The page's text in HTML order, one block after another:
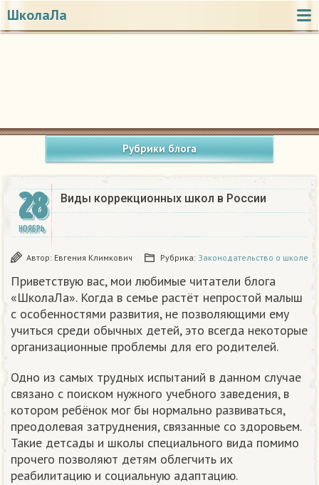
ШколаЛа
Рубрики блога
28
НОЯБРЬ
Виды коррекционных школ в России
Автор: Евгения Климкович Рубрика: Законодательство о школе
Приветствую вас, мои любимые читатели блога
«ШколаЛа». Когда в семье растёт непростой малыш
с особенностями развития, не позволяющими ему
учиться среди обычных детей, это всегда некоторые
организационные проблемы для его родителей.
Одно из самых трудных испытаний в данном случае
связано с поиском нужного учебного заведения, в
котором ребёнок мог бы нормально развиваться,
преодолевая затруднения, связанные со здоровьем.
Такие детсады и школы специального вида помимо
прочего позволяют детям облегчить их
реабилитацию и социальную адаптацию.